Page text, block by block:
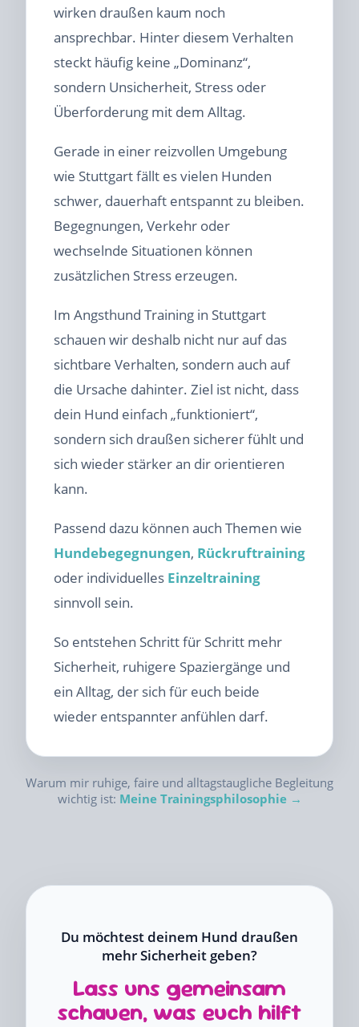
wirken draußen kaum noch
ansprechbar. Hinter diesem Verhalten
steckt häufig keine „Dominanz“,
sondern Unsicherheit, Stress oder
Überforderung mit dem Alltag.
Gerade in einer reizvollen Umgebung
wie Stuttgart fällt es vielen Hunden
schwer, dauerhaft entspannt zu bleiben.
Begegnungen, Verkehr oder
wechselnde Situationen können
zusätzlichen Stress erzeugen.
Im Angsthund Training in Stuttgart
schauen wir deshalb nicht nur auf das
sichtbare Verhalten, sondern auch auf
die Ursache dahinter. Ziel ist nicht, dass
dein Hund einfach „funktioniert“,
sondern sich draußen sicherer fühlt und
sich wieder stärker an dir orientieren
kann.
Passend dazu können auch Themen wie
Hundebegegnungen, Rückruftraining
oder individuelles Einzeltraining
sinnvoll sein.
So entstehen Schritt für Schritt mehr
Sicherheit, ruhigere Spaziergänge und
ein Alltag, der sich für euch beide
wieder entspannter anfühlen darf.
Warum mir ruhige, faire und alltagstaugliche Begleitung
wichtig ist: Meine Trainingsphilosophie →
Du möchtest deinem Hund draußen
mehr Sicherheit geben?
Lass uns gemeinsam
schauen, was euch hilft